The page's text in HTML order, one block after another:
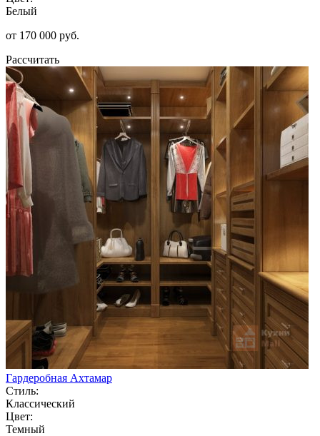
Белый
от 170 000 руб.
Рассчитать
Гардеробная Ахтамар
Стиль:
Классический
Цвет:
Темный